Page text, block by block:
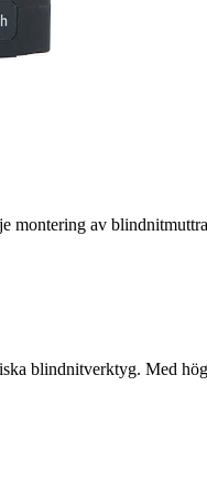
montering av
blindnitverktyg. Med